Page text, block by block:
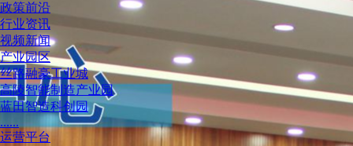
政策前沿
行业资讯
视频新闻
产业园区
丝路融豪工业城
高陵智能制造产业园
蓝田智造科创园
......
运营平台